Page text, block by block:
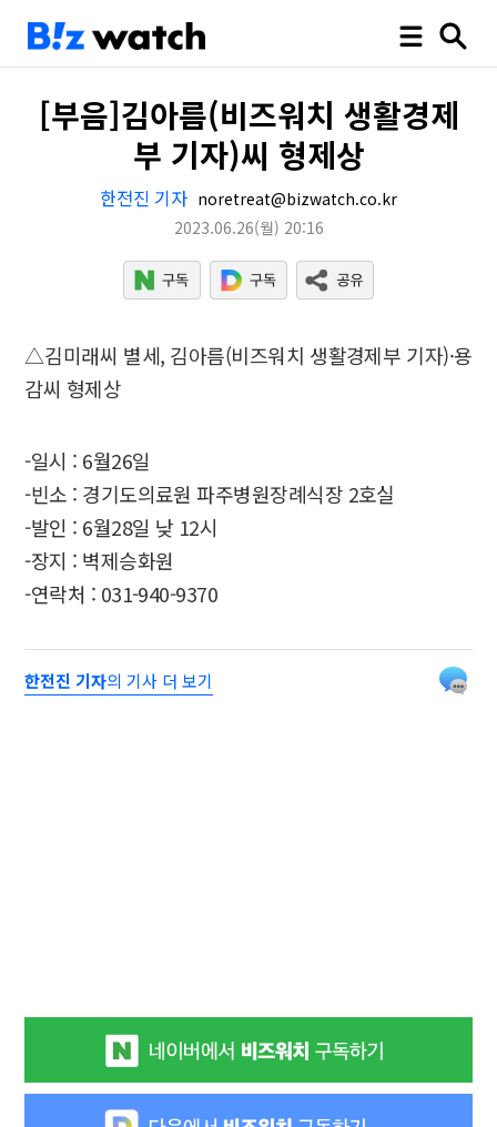
[부음]김아름(비즈워치 생활경제
부 기자)씨 형제상
한전진 기자 noretreat@bizwatch.co.kr
2023.06.26(월) 20:16
△김미래씨 별세, 김아름(비즈워치 생활경제부 기자)·용
감씨 형제상
-일시 : 6월26일
-빈소 : 경기도의료원 파주병원장례식장 2호실
-발인 : 6월28일 낮 12시
-장지 : 벽제승화원
-연락처 : 031-940-9370
한전진 기자의 기사 더 보기